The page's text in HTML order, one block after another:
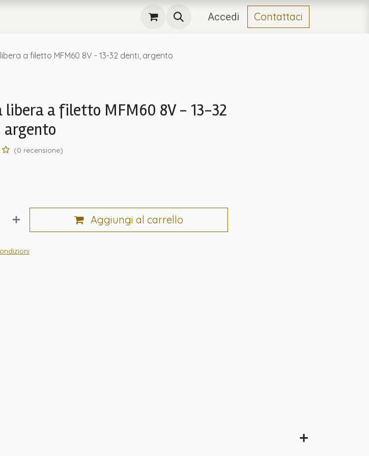
Accedi Contattaci
a filetto MFM60 8V - 13-32 denti, argento
libera a filetto MFM60 8V - 13-32
argento
(0 recensione)
Aggiungi al carrello